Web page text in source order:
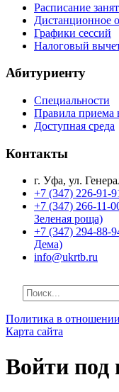
Расписание
Дистанционное
Графики сессий
Налоговый
Абитуриенту
Специальности
Правила приема
Доступная среда
Контакты
г. Уфа, ул.
+7 (347) 226-91-
+7 (347) 266-11-
Зеленая роща)
+7 (347) 294-88-
Дема)
info@ukrtb.ru
Политика в
Карта сайта
Войти